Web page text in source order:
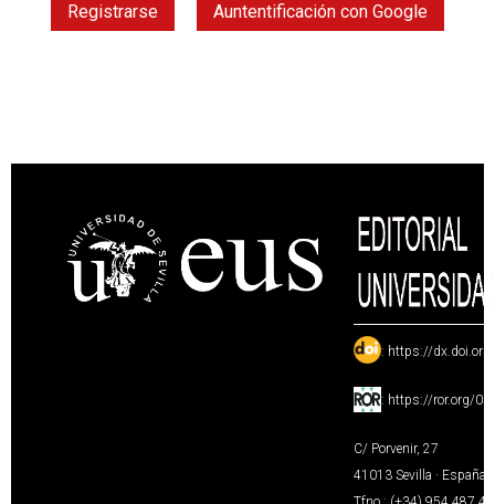
Registrarse Auntentificación con Google
: https://
: https://ror.org/
C/ Porvenir, 27
41013 Sevilla · España